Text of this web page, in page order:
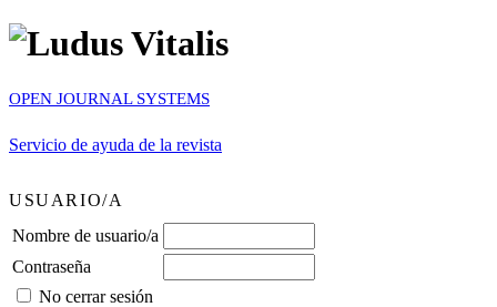
OPEN JOURNAL SYSTEMS
Servicio de ayuda de la revista
USUARIO/A
Nombre de usuario/a
Contraseña
No cerrar sesión